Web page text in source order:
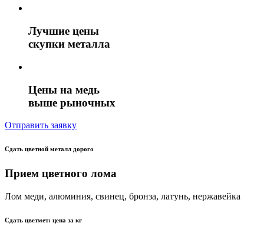
Лучшие цены
скупки металла
Цены на медь
выше рыночных
Отправить заявку
Сдать цветной металл дорого
Прием цветного лома
Лом меди, алюминия, свинец, бронза, латунь, нержавейка
Сдать цветмет: цена за кг